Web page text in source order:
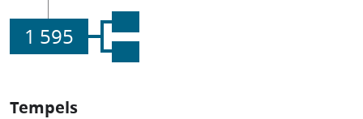
1 595
Tempels